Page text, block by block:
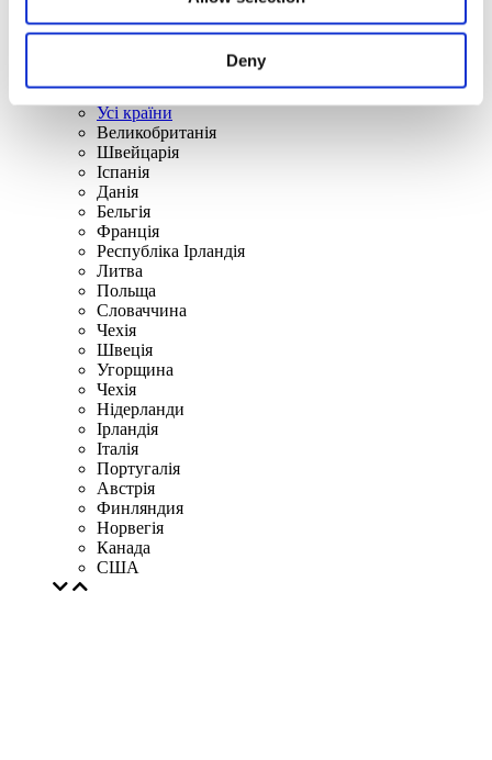
Deny
По країнах
Усі країни
Великобританія
Швейцарія
Іспанія
Данія
Бельгія
Франція
Республіка Ірландія
Литва
Польща
Словаччина
Чехія
Швецiя
Угорщина
Чехія
Нідерланди
Iрландія
Iталiя
Португалія
Австрія
Финляндия
Норвегія
Канада
США